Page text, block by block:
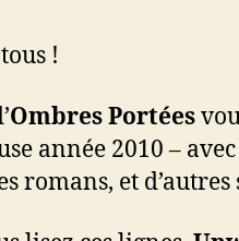
!
Ombres Portées
année 2010 –
romans, et